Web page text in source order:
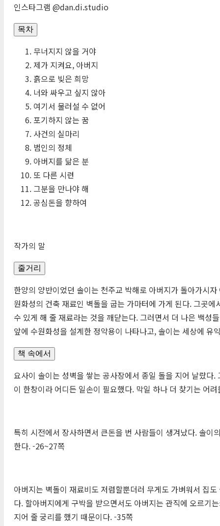
인스타그램 @dan.di.studio
목차
무너지지 않을 거야
제가 지켜요, 아버지
흙으로 빚은 희망
너와 싸우고 싶지 않아
여기서 물러설 수 없어
포기하지 않는 꿈
사건의 실마리
범인의 정체
아버지를 닮은 분
또 다른 시련
그분을 만나야 해
공심돈을 향하여
작가의 말
줄거리
한양의 양반이었던 솔이는 천주교 박해로 아버지가 돌아가시
원화성의 건축 재료인 벽돌을 굽는 가마터에 가게 된다. 그곳
수 있게 해 줄 재료라는 것을 깨닫는다. 그러면서 더 나은 백성
앞에 수원화성을 설계한 정약용이 나타나고, 솔이는 세상에 유
책 속에서
요사이 솔이는 성벽을 쌓는 공사장에서 종일 돌을 지어 날랐
이 한창이라 어디든 일손이 필요했다. 막일 하나 더 찾기는 어
특히 시전에서 장사하면서 큰돈을 번 사람들이 생겨났다. 솔
한다. -26~27쪽
아버지는 벽돌이 재료비도 저렴할뿐더러 무게도 가벼워서 집
다. 할아버지에게 구박을 받으면서도 아버지는 관직에 오르기
지어 줄 궁리를 했기 때문이다. -35쪽